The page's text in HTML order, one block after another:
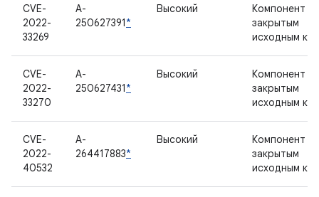
CVE-
2022-
33269
A-
250627391*
Высокий
Компонент с
закрытым
исходным
CVE-
2022-
33270
A-
250627431*
Высокий
Компонент с
закрытым
исходным
CVE-
2022-
40532
A-
264417883*
Высокий
Компонент с
закрытым
исходным